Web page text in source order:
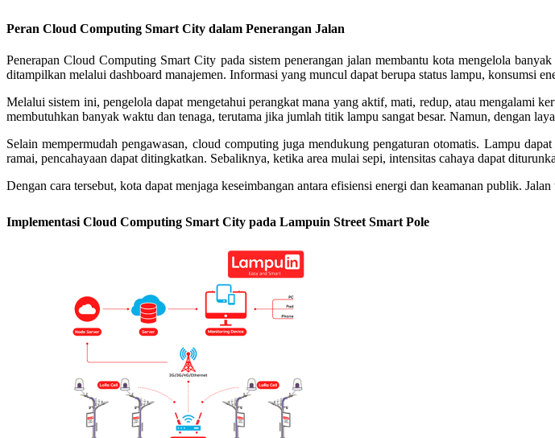
Peran Cloud Computing Smart City dalam Penerangan Jalan
Penerapan Cloud Computing Smart City pada sistem penerangan jalan membantu kota mengelola
ditampilkan melalui dashboard manajemen. Informasi yang muncul dapat berupa status lampu, konsumsi
Melalui sistem ini, pengelola dapat mengetahui perangkat mana yang aktif, mati, redup, atau mengalami
membutuhkan banyak waktu dan tenaga, terutama jika jumlah titik lampu sangat besar. Namun, dengan
Selain mempermudah pengawasan, cloud computing juga mendukung pengaturan otomatis. Lampu
ramai, pencahayaan dapat ditingkatkan. Sebaliknya, ketika area mulai sepi, intensitas cahaya dapat
Dengan cara tersebut, kota dapat menjaga keseimbangan antara efisiensi energi dan keamanan publik.
Implementasi Cloud Computing Smart City pada Lampuin Street Smart Pole